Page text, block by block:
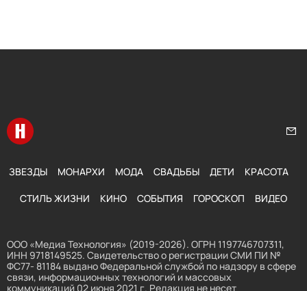
Перейти на главную
ЗВЕЗДЫ МОНАРХИ МОДА СВАДЬБЫ ДЕТИ КРАСОТА
СТИЛЬ ЖИЗНИ КИНО СОБЫТИЯ ГОРОСКОП ВИДЕО
ООО «Медиа Технология» (2019-2026). ОГРН 1197746707311,
ИНН 9718149525. Свидетельство о регистрации СМИ ПИ №
ФС77- 81184 выдано Федеральной службой по надзору в сфере
связи, информационных технологий и массовых
коммуникаций 02 июня 2021 г. Редакция не несет